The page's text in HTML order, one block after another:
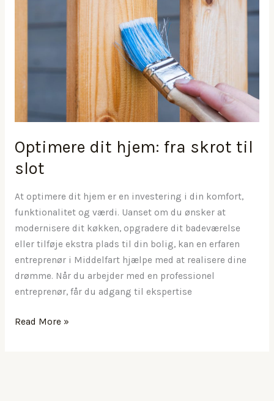
Optimere dit hjem: fra skrot til
slot
At optimere dit hjem er en investering i din komfort,
funktionalitet og værdi. Uanset om du ønsker at
modernisere dit køkken, opgradere dit badeværelse
eller tilføje ekstra plads til din bolig, kan en erfaren
entreprenør i Middelfart hjælpe med at realisere dine
drømme. Når du arbejder med en professionel
entreprenør, får du adgang til ekspertise
Optimere
Read More »